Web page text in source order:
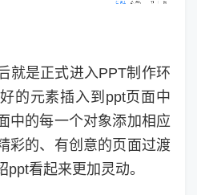
就是正式进入PPT制作环
的元素插入到ppt页面中
中的每一个对象添加相应
彩的、有创意的页面过渡
看起来更加灵动。